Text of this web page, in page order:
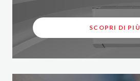
SCOPRI DI PIÙ